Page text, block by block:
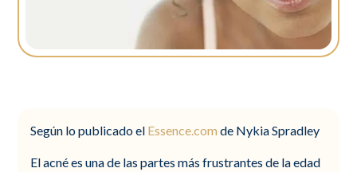
Según lo publicado el Essence.com de Nykia Spradley
El acné es una de las partes más frustrantes de la edad